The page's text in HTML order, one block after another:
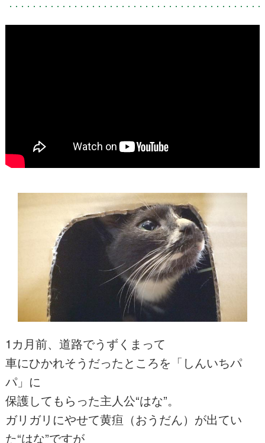
1カ月前、道路でうずくまって
車にひかれそうだったところを「しんいちパ
パ」に
保護してもらった主人公“はな”。
ガリガリにやせて黄疸（おうだん）が出てい
た“はな”ですが